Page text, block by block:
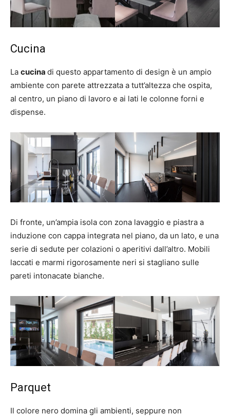
Cucina
La cucina di questo appartamento di design è un ampio
ambiente con parete attrezzata a tutt’altezza che ospita,
al centro, un piano di lavoro e ai lati le colonne forni e
dispense.
Di fronte, un’ampia isola con zona lavaggio e piastra a
induzione con cappa integrata nel piano, da un lato, e una
serie di sedute per colazioni o aperitivi dall’altro. Mobili
laccati e marmi rigorosamente neri si stagliano sulle
pareti intonacate bianche.
Parquet
Il colore nero domina gli ambienti, seppure non